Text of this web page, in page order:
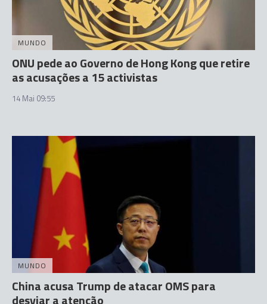
MUNDO
ONU pede ao Governo de Hong Kong que retire
as acusações a 15 activistas
14 Mai 09:55
MUNDO
China acusa Trump de atacar OMS para
desviar a atenção